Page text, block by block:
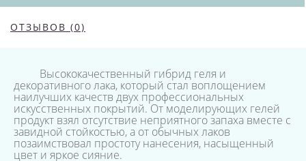
ОТЗЫВОВ (0)
Высококачественный гибрид геля и
декоративного лака, который стал воплощением
наилучших качеств двух профессиональных
искусственных покрытий. От моделирующих гелей
продукт взял отсутствие неприятного запаха вместе с
завидной стойкостью, а от обычных лаков
позаимствовал простоту нанесения, насыщенный
цвет и яркое сияние.